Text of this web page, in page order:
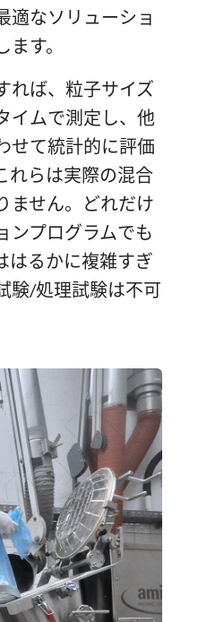
適なソリューショ
す。
れば、粒子サイズ
イムで測定し、他
せて統計的に評価
れらは実際の混合
ません。どれだけ
ンプログラムでも
はるかに複雑すぎ
験/処理試験は不可